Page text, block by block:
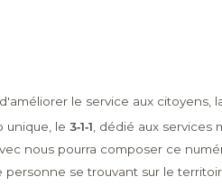
le service aux citoyens,
unique, le 3‑1‑1, dédié aux services
nous pourra composer ce
personne se trouvant sur le